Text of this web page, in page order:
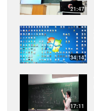
21:47
34:14
17:11